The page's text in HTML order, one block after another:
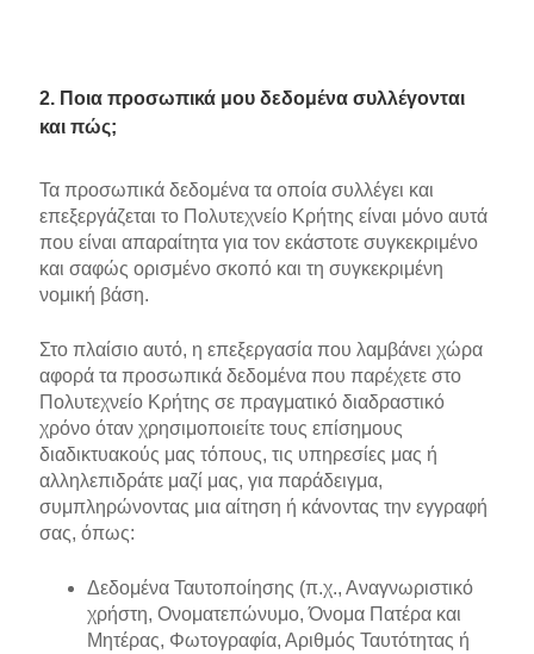
2. Ποια προσωπικά μου δεδομένα συλλέγονται
και πώς;
Τα προσωπικά δεδομένα τα οποία συλλέγει και
επεξεργάζεται το Πολυτεχνείο Κρήτης είναι μόνο αυτά
που είναι απαραίτητα για τον εκάστοτε συγκεκριμένο
και σαφώς ορισμένο σκοπό και τη συγκεκριμένη
νομική βάση.
Στο πλαίσιο αυτό, η επεξεργασία που λαμβάνει χώρα
αφορά τα προσωπικά δεδομένα που παρέχετε στο
Πολυτεχνείο Κρήτης σε πραγματικό διαδραστικό
χρόνο όταν χρησιμοποιείτε τους επίσημους
διαδικτυακούς μας τόπους, τις υπηρεσίες μας ή
αλληλεπιδράτε μαζί μας, για παράδειγμα,
συμπληρώνοντας μια αίτηση ή κάνοντας την εγγραφή
σας, όπως:
Δεδομένα Ταυτοποίησης (π.χ., Αναγνωριστικό
χρήστη, Ονοματεπώνυμο, Όνομα Πατέρα και
Μητέρας, Φωτογραφία, Αριθμός Ταυτότητας ή